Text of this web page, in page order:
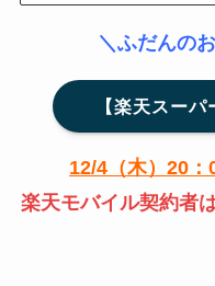
＼ふだんの
【楽天スー
12/4（木）20
楽天モバイル契約者